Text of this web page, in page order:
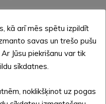
prasa rīcību
notiek dažādas
pārmaiņas mežu
iestāžu darbības
kā arī mēs spētu izpildīt
savas un trešo pušu
Jūsu piekrišanu var tik
sīkdatnes.
noklikšķinot uz pogas